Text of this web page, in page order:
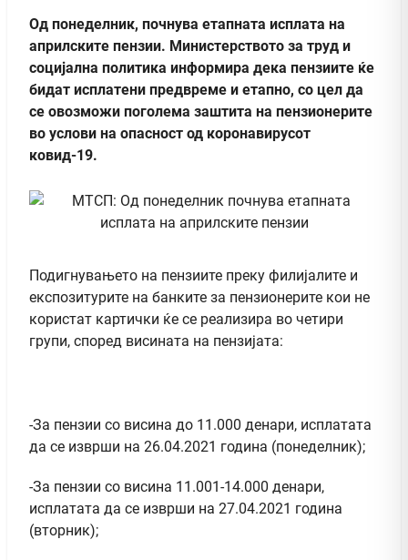
Oд понеделник, почнува етапната исплата на
априлските пензии. Министерството за труд и
социјална политика информира дека пензиите ќе
бидат исплатени предвреме и етапно, со цел да
се овозможи поголема заштита на пензионерите
во услови на опасност од коронавирусот
ковид-19.
Подигнувањето на пензиите преку филијалите и
експозитурите на банките за пензионерите кои не
користат картички ќе се реализира во четири
групи, според висината на пензијата:
-За пензии со висина до 11.000 денари, исплатата
да се изврши на 26.04.2021 година (понеделник);
-За пензии со висина 11.001-14.000 денари,
исплатата да се изврши на 27.04.2021 година
(вторник);